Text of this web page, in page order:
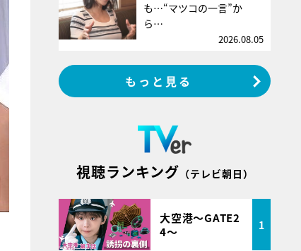
も…“マツコの一言”か
ら…
2026.08.05
もっと見る
視聴ランキング （テレビ朝日）
大空港～GATE2
4～
1